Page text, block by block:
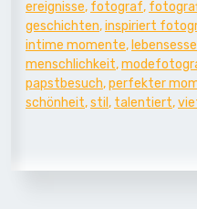
ereignisse, fotograf,
geschichten,inspiriert
intime momente,
menschlichkeit,
papstbesuch,perfekter
schönheit,stil , talentiert,